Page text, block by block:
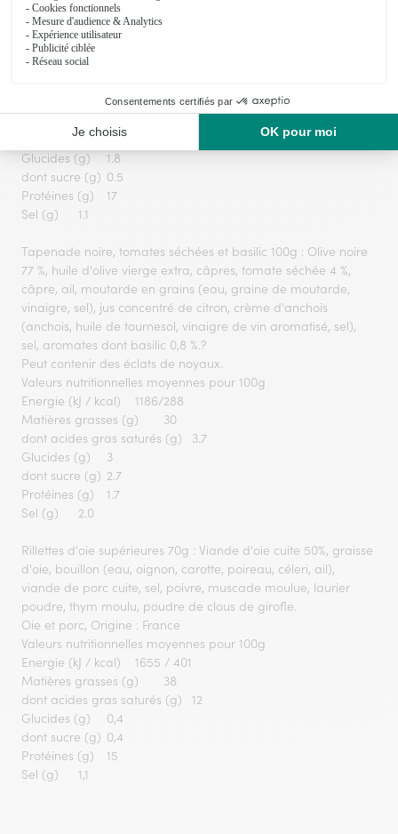
oignons confits (oignon, graisse de canard, piment d'Espelette
0,03%), œuf, fleur de sel de Guérande 1,3 %, tapioca, piment
d'Espelette 0,5 %.
Canard, Origine : France
Energie (kJ / kcal)
1141/275
dont acides gras saturés (g)
Glucides (g)
1.8
dont sucre (g) 0.5
Protéines (g)
17
Sel (g)
1.1
Tapenade noire, tomates séchées et basilic 100g : Olive noire
77 %, huile d'olive vierge extra, câpres, tomate séchée 4 %,
câpre, ail, moutarde en grains (eau, graine de moutarde,
vinaigre, sel), jus concentré de citron, crème d'anchois
(anchois, huile de tournesol, vinaigre de vin aromatisé, sel),
sel, aromates dont basilic 0,8 %.?
Peut contenir des éclats de noyaux.
Valeurs nutritionnelles moyennes pour 100g
Energie (kJ / kcal)
1186/288
Matières grasses (g)
30
dont acides gras saturés (g)
3.7
Glucides (g)
3
dont sucre (g) 2.7
Protéines (g)
1.7
Sel (g)
2.0
Rillettes d'oie supérieures 70g : Viande d'oie cuite 50%, graisse
d'oie, bouillon (eau, oignon, carotte, poireau, céleri, ail),
viande de porc cuite, sel, poivre, muscade moulue, laurier
poudre, thym moulu, poudre de clous de girofle.
Oie et porc, Origine : France
Valeurs nutritionnelles moyennes pour 100g
Energie (kJ / kcal)
1655 / 401
Matières grasses (g)
38
dont acides gras saturés (g)
12
Glucides (g)
0,4
dont sucre (g) 0,4
Protéines (g)
15
Sel (g)
1,1